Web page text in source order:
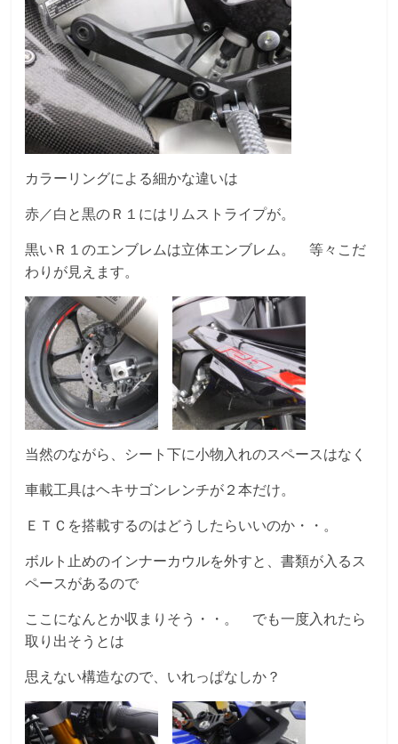
カラーリングによる細かな違いは
赤／白と黒のＲ１にはリムストライプが。
黒いＲ１のエンブレムは立体エンブレム。 等々こだ
わりが見えます。
当然のながら、シート下に小物入れのスペースはなく
車載工具はヘキサゴンレンチが２本だけ。
ＥＴＣを搭載するのはどうしたらいいのか・・。
ボルト止めのインナーカウルを外すと、書類が入るス
ペースがあるので
ここになんとか収まりそう・・。 でも一度入れたら
取り出そうとは
思えない構造なので、いれっぱなしか？